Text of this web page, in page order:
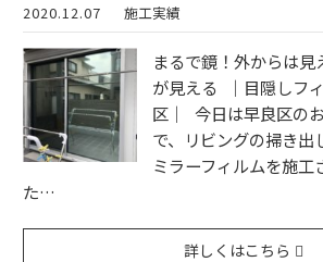
2020.12.07 施工実績
まるで鏡！外からは
が見える ｜目隠しフ
区｜ 今日は早良区の
で、リビングの掃き出
ミラーフィルムを施工
た…
詳しくはこちら